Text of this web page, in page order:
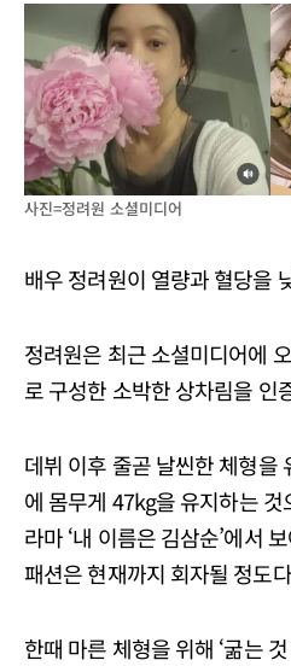
사진=정려원 소셜미디어
배우 정려원이 열량과 혈당을
정려원은 최근 소셜미디어에
로 구성한 소박한 상차림을 인
데뷔 이후 줄곧 날씬한 체형을
에 몸무게 47kg을 유지하는
라마 ‘내 이름은 김삼순’에서
패션은 현재까지 회자될 정도
한때 마른 체형을 위해 ‘굶는